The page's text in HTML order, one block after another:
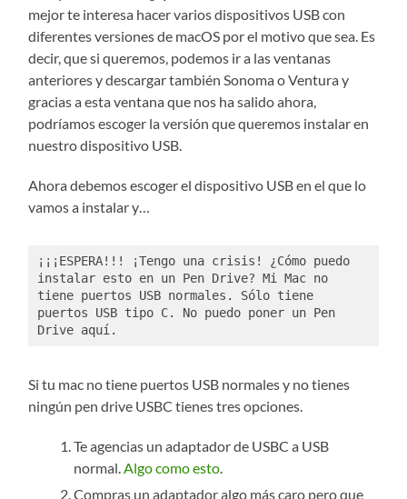
mejor te interesa hacer varios dispositivos USB con
diferentes versiones de macOS por el motivo que sea. Es
decir, que si queremos, podemos ir a las ventanas
anteriores y descargar también Sonoma o Ventura y
gracias a esta ventana que nos ha salido ahora,
podríamos escoger la versión que queremos instalar en
nuestro dispositivo USB.
Ahora debemos escoger el dispositivo USB en el que lo
vamos a instalar y…
¡¡¡ESPERA!!! ¡Tengo una crisis! ¿Cómo puedo
instalar esto en un Pen Drive? Mi Mac no
tiene puertos USB normales. Sólo tiene
puertos USB tipo C. No puedo poner un Pen
Drive aquí.
Si tu mac no tiene puertos USB normales y no tienes
ningún pen drive USBC tienes tres opciones.
Te agencias un adaptador de USBC a USB
normal.Algo como esto.
Compras un adaptador algo más caro pero que